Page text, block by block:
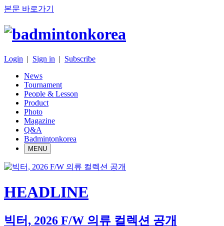
본문 바로가기
Login | Sign in | Subscribe
News
Tournament
People & Lesson
Product
Photo
Magazine
Q&A
Badmintonkorea
MENU
HEADLINE
빅터, 2026 F/W 의류 컬렉션 공개